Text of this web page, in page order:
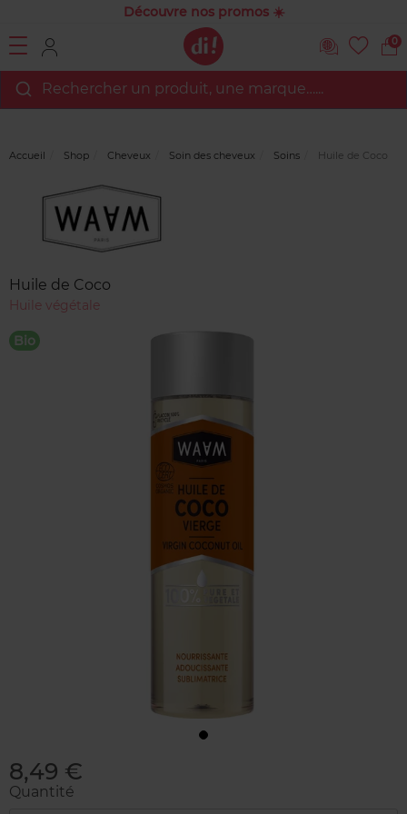
Découvre nos promos ☀️
0
Rechercher un produit, une marque…...
Accueil Shop Cheveux Soin des cheveux Soins Huile de Coco
Huile de Coco
Huile végétale
Bio
8,49 €
Quantité